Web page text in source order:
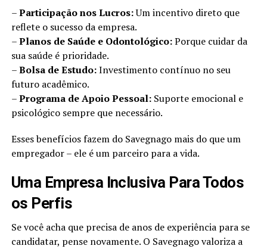
–Participação nos Lucros:Um incentivo direto que
reflete o sucesso da empresa.
–Planos de Saúde e Odontológico:Porque cuidar da
sua saúde é prioridade.
–Bolsa de Estudo:Investimento contínuo no seu
futuro acadêmico.
–Programa de Apoio Pessoal:Suporte emocional e
psicológico sempre que necessário.
Esses benefícios fazem do Savegnago mais do que um
empregador – ele é um parceiro para a vida.
Uma Empresa Inclusiva Para Todos
os Perfis
Se você acha que precisa de anos de experiência para se
candidatar, pense novamente. O Savegnago valoriza a